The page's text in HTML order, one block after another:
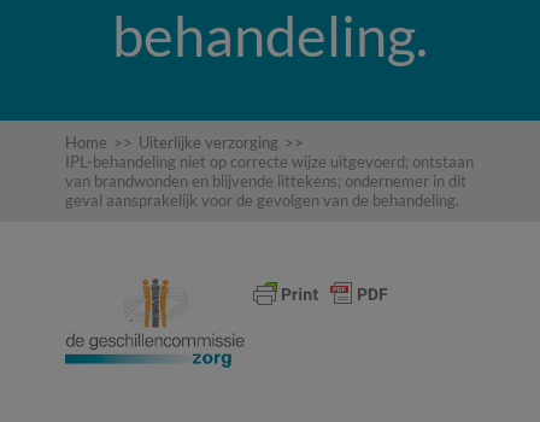
behandeling.
Home >> Uiterlijke verzorging >>
IPL-behandeling niet op correcte wijze uitgevoerd; ontstaan
van brandwonden en blijvende littekens; ondernemer in dit
geval aansprakelijk voor de gevolgen van de behandeling.